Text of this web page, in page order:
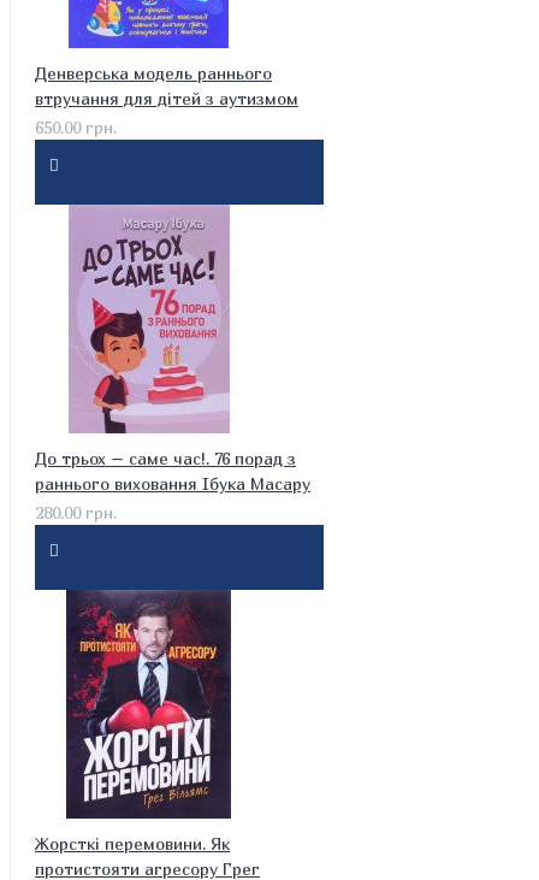
Денверська модель раннього
втручання для дітей з аутизмом
650.00 грн.
До трьох – саме час!. 76 порад з
раннього виховання Ібука Масару
280.00 грн.
Жорсткі перемовини. Як
протистояти агресору Грег